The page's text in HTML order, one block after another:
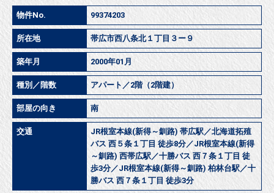
物件No. 99374203
所在地 帯広市西八条北１丁目３ー９
築年月 2000年01月
種別／階数 アパート／2階（2階建）
部屋の向き 南
交通
JR根室本線(新得～釧路) 帯広駅／北海道拓殖
バス 西５条１丁目 徒歩8分／JR根室本線(新得
～釧路) 西帯広駅／十勝バス 西７条１丁目 徒
歩3分／JR根室本線(新得～釧路) 柏林台駅／十
勝バス 西７条１丁目 徒歩3分